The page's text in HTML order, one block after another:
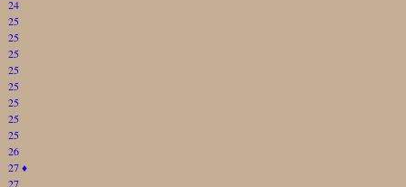
24
25
25
25
25
25
25
25
25
26
27♦
27